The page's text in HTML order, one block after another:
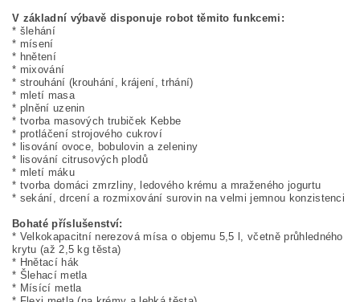
V základní výbavě disponuje robot těmito funkcemi:
* šlehání
* mísení
* hnětení
* mixování
* strouhání (krouhání, krájení, trhání)
* mletí masa
* plnění uzenin
* tvorba masových trubiček Kebbe
* protláčení strojového cukroví
* lisování ovoce, bobulovin a zeleniny
* lisování citrusových plodů
* mletí máku
* tvorba domáci zmrzliny, ledového krému a mraženého jogurtu
* sekání, drcení a rozmixování surovin na velmi jemnou konzistenci
Bohaté příslušenství:
* Velkokapacitní nerezová mísa o objemu 5,5 l, včetně průhledného
krytu (až 2,5 kg těsta)
* Hnětací hák
* Šlehací metla
* Mísící metla